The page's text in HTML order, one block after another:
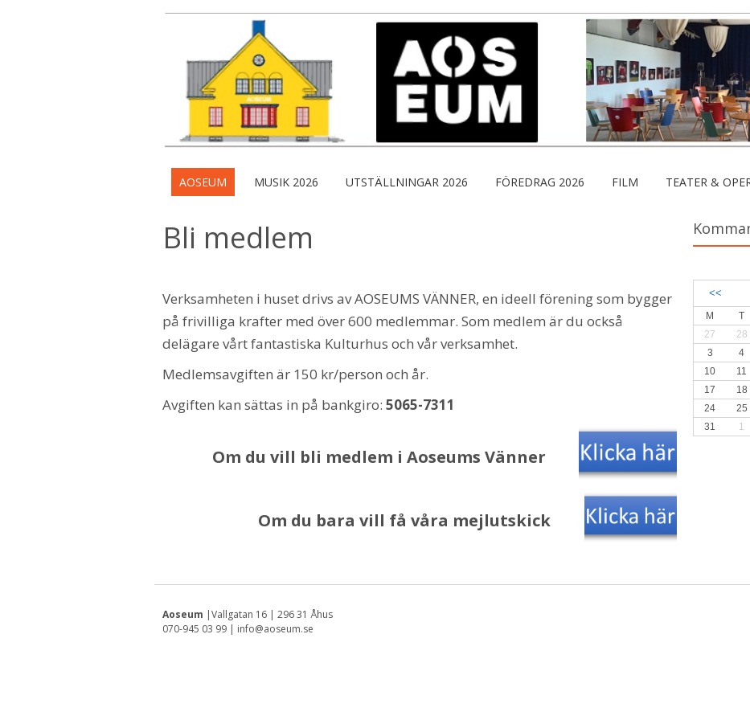
AOSEUM MUSIK 2026 UTSTÄLLNINGAR 2026 FÖREDRAG 2026 FILM TEATER &
Bli medlem
Verksamheten i huset drivs av AOSEUMS VÄNNER, en ideell förening som bygger
på frivilliga krafter med över 600 medlemmar. Som medlem är du också
delägare vårt fantastiska Kulturhus och vår verksamhet.
Medlemsavgiften är 150 kr/person och år.
Avgiften kan sättas in på bankgiro: 5065-7311
Om du vill bli medlem i Aoseums Vänner
Om du bara vill få våra mejlutskick
<<
M T
27
28
3
4
10
11
17
18
24
25
31
1
Aoseum |Vallgatan 16 | 296 31 Åhus
070-945 03 99 | info@aoseum.se